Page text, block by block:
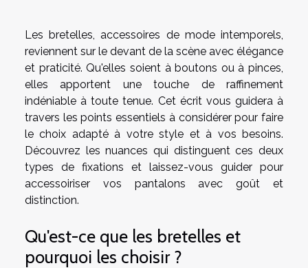
Les bretelles, accessoires de mode intemporels,
reviennent sur le devant de la scène avec élégance
et praticité. Qu'elles soient à boutons ou à pinces,
elles apportent une touche de raffinement
indéniable à toute tenue. Cet écrit vous guidera à
travers les points essentiels à considérer pour faire
le choix adapté à votre style et à vos besoins.
Découvrez les nuances qui distinguent ces deux
types de fixations et laissez-vous guider pour
accessoiriser vos pantalons avec goût et
distinction.
Qu'est-ce que les bretelles et
pourquoi les choisir ?